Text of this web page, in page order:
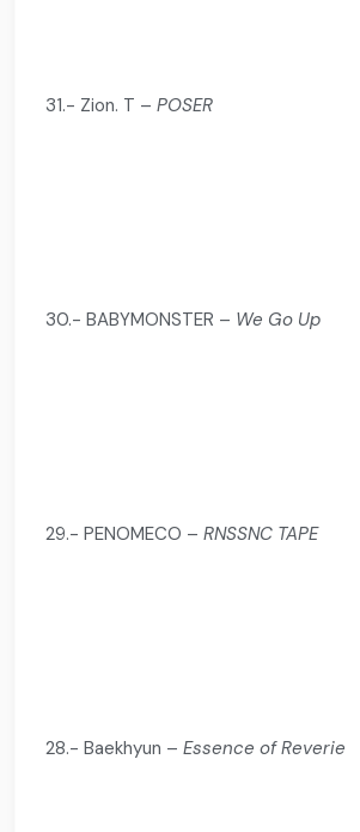
31.- Zion. T –POSER
30.- BABYMONSTER – We Go Up
29.- PENOMECO –RNSSNC TAPE
28.- Baekhyun –Essence of Reverie